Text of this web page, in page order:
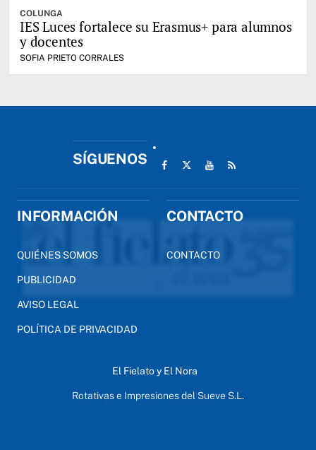
COLUNGA
IES Luces fortalece su Erasmus+ para alumnos
y docentes
SOFIA PRIETO CORRALES
SÍGUENOS
INFORMACIÓN
QUIÉNES SOMOS
PUBLICIDAD
AVISO LEGAL
POLÍTICA DE PRIVACIDAD
CONTACTO
CONTACTO
El Fielato y El Nora
Rotativas e Impresiones del Sueve S.L.